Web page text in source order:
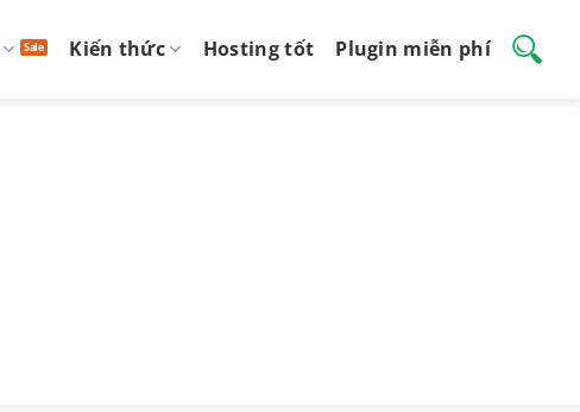
Kiến thức Hosting tốt Plugin miễn phí